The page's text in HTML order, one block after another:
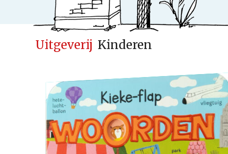
Actueel
Kinderen
Volwassenen
Verwacht
Cases
Samenwerken
Uitgeverij Kinderen